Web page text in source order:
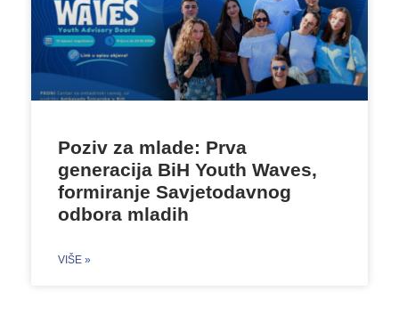
Poziv za mlade: Prva
generacija BiH Youth Waves,
formiranje Savjetodavnog
odbora mladih
VIŠE »